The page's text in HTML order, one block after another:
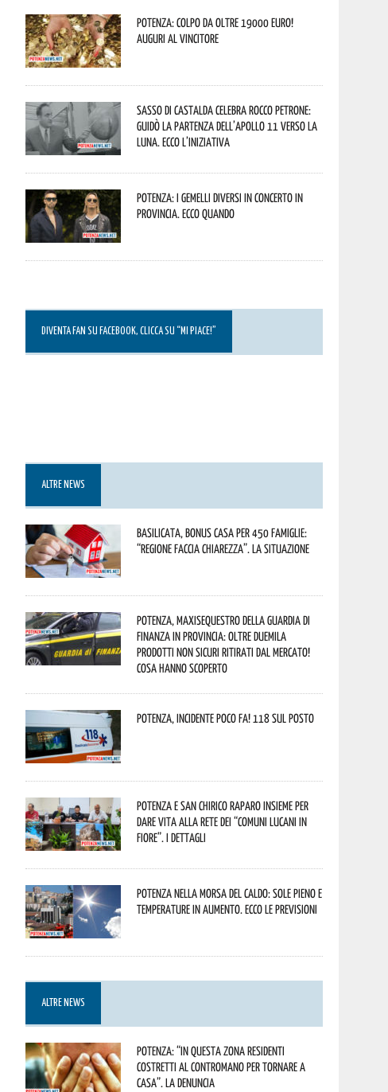
Potenza: colpo da oltre 19000 Euro!
Auguri al vincitore
Sasso di Castalda celebra Rocco Petrone:
guidò la partenza dell’Apollo 11 verso la
Luna. Ecco l’iniziativa
Potenza: i Gemelli DiVersi in concerto in
provincia. Ecco quando
DIVENTA FAN SU FACEBOOK, CLICCA SU “MI PIACE!”
ALTRE NEWS
Basilicata, Bonus casa per 450 famiglie:
“Regione faccia chiarezza”. La situazione
Potenza, maxisequestro della Guardia di
Finanza in provincia: oltre duemila
prodotti non sicuri ritirati dal mercato!
Cosa hanno scoperto
Potenza, incidente poco fa! 118 sul posto
Potenza e San Chirico Raparo insieme per
dare vita alla rete dei “Comuni Lucani in
Fiore”. I dettagli
Potenza nella morsa del caldo: sole pieno e
temperature in aumento. Ecco le previsioni
ALTRE NEWS
Potenza: “In questa zona residenti
costretti al contromano per tornare a
casa”. La denuncia